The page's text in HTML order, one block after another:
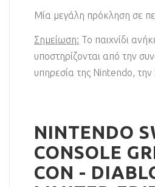
Μία μεγάλη πρόκληση σε
Σημείωση: Το παιχνίδι
υποστηρίζονται από την
υπηρεσία της Nintendo,
NINTENDO
CONSOLE
CON -